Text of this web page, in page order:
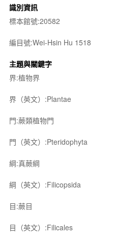
識別資訊
標本館號:20582
編目號:Wei-Hsin Hu 1518
主題與關鍵字
界:植物界
界（英文）:Plantae
門:蕨類植物門
門（英文）:Pteridophyta
綱:真蕨綱
綱（英文）:Filicopsida
目:蕨目
目（英文）:Filicales